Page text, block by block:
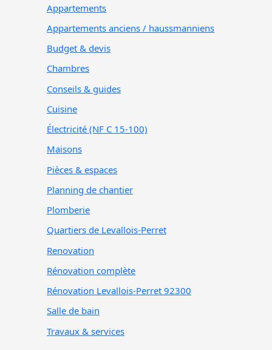
Appartements
Appartements anciens / haussmanniens
Budget & devis
Chambres
Conseils & guides
Cuisine
Électricité (NF C 15-100)
Maisons
Pièces & espaces
Planning de chantier
Plomberie
Quartiers de Levallois-Perret
Renovation
Rénovation complète
Rénovation Levallois-Perret 92300
Salle de bain
Travaux & services